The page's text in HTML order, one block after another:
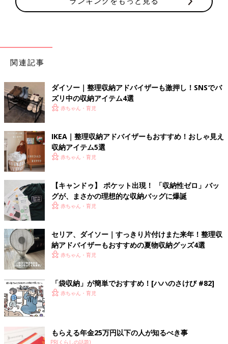
関連記事
ダイソー｜整理収納アドバイザーも激押し！SNSでバ
ズリ中の収納アイテム4選
赤ちゃん・育児
IKEA｜整理収納アドバイザーもおすすめ！おしゃ見え
収納アイテム5選
赤ちゃん・育児
【キャンドゥ】 ポケット出現！ 「収納性ゼロ」バッ
グが、まさかの理想的な収納バッグに爆誕
赤ちゃん・育児
セリア、ダイソー｜すっきり片付けまた来年！整理収
納アドバイザーもおすすめの夏物収納グッズ4選
赤ちゃん・育児
「袋収納」が簡単でおすすめ！[ハハのさけび #82]
赤ちゃん・育児
もらえる年金25万円以下の人が知るべき事
PR(くらしの話題)